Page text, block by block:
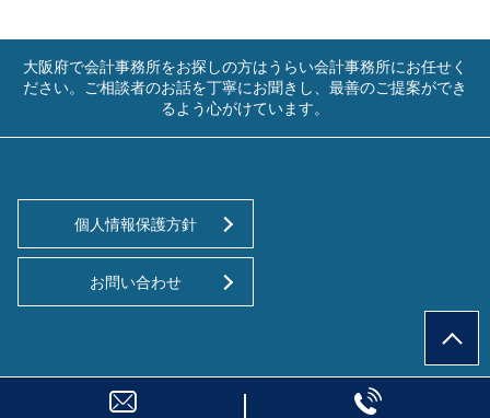
大阪府で会計事務所をお探しの方はうらい会計事務所にお任せく
ださい。ご相談者のお話を丁寧にお聞きし、最善のご提案ができ
るよう心がけています。
個人情報保護方針
お問い合わせ
© うらい会計事務所